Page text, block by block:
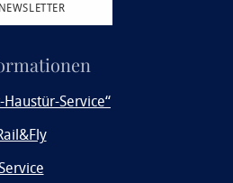
NEWSLETTER
Service“